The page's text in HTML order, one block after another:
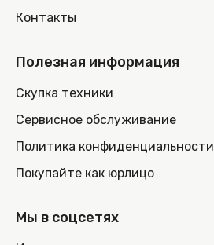
Контакты
Полезная информация
Скупка техники
Сервисное обслуживание
Политика конфиденциальности
Покупайте как юрлицо
Мы в соцсетях